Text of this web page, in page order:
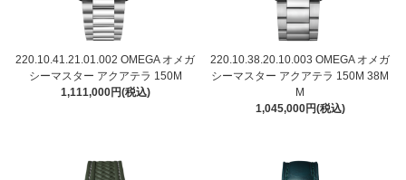
220.10.41.21.01.002 OMEGA オメガ
シーマスター アクアテラ 150M
1,111,000円(税込)
220.10.38.20.10.003 OMEGA オメガ
シーマスター アクアテラ 150M 38M
M
1,045,000円(税込)